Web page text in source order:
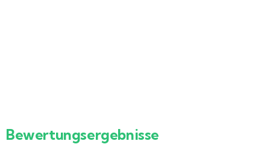
Bewertungsergebnisse